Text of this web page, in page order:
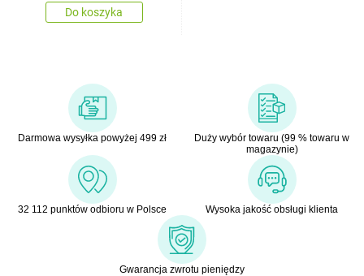
Do koszyka
Darmowa wysyłka powyżej 499 zł
Duży wybór towaru (99 % towaru w
magazynie)
32 112 punktów odbioru w Polsce Wysoka jakość obsługi klienta
Gwarancja zwrotu pieniędzy